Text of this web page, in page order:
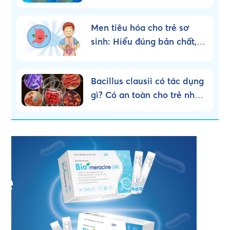
Men tiêu hóa cho trẻ sơ
sinh: Hiểu đúng bản chất,
Bacillus clausii có tác dụng
gì? Có an toàn cho trẻ nhỏ